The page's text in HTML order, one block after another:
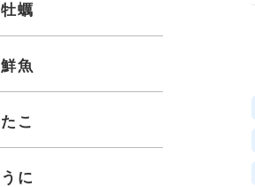
牡蠣
鮮魚
たこ
うに